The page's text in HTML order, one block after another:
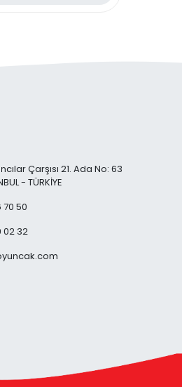
Çarşısı 21. Ada No: 63
- TÜRKİYE
70 50
02 32